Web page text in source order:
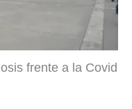
frente a la Covid